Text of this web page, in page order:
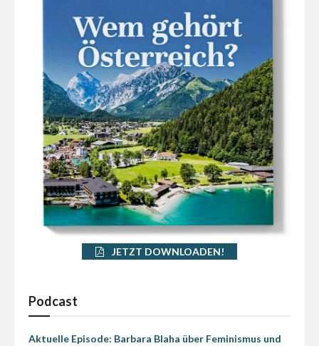
JETZT DOWNLOADEN!
Podcast
Aktuelle Episode: Barbara Blaha über Feminismus und